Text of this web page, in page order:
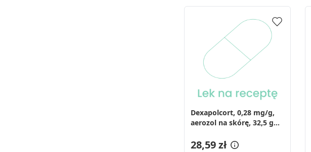
Dexapolcort, 0,28 mg/g,
aerozol na skórę, 32,5 g
28,59 zł